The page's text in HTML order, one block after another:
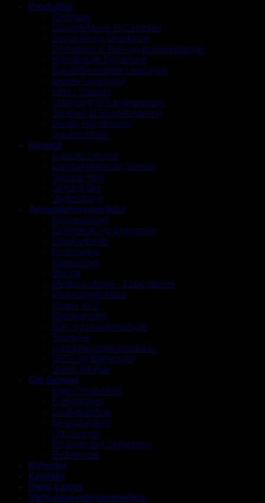
Produkter
Centraler
Gasdetektorer til Centraler
Stand-Alone Detektorer
Detektorer til Rør- og Kanalmontage
Håndholdte Detektorer
Kundetilpassede Løsninger
Mobile Løsninger
NH3 i Væsker
Udlejning af Gasdetektorer
Tilbehør til Gasdetektering
Guide: Håndholdte
gasdetektorer
Service
Kontakt Service
Landsdækkende Service
Service Vest
Service Øst
Vagtordning
Anvendelsesområder
Biogasanlæg
Destillerier og Bryggerier
Kloakarbejde
Kraftværker
Køleanlæg
Marine
Medicoindustri – Laboratorier
Parkeringskældre
Power-to-X
Renseanlæg
Rør- og kanalmontage
Tunneler
Uddannelsesinstitutioner
UPS- og Batterirum
Varmt Arbejde
Om Geopal
Egen Produktion
Forhandlere
Godkendelser
Medarbejdere
Om Geopal
Professionel Vejledning
Referencer
Nyheder
Kontakt
Vælg gasart
Vælg anvendelsesområde